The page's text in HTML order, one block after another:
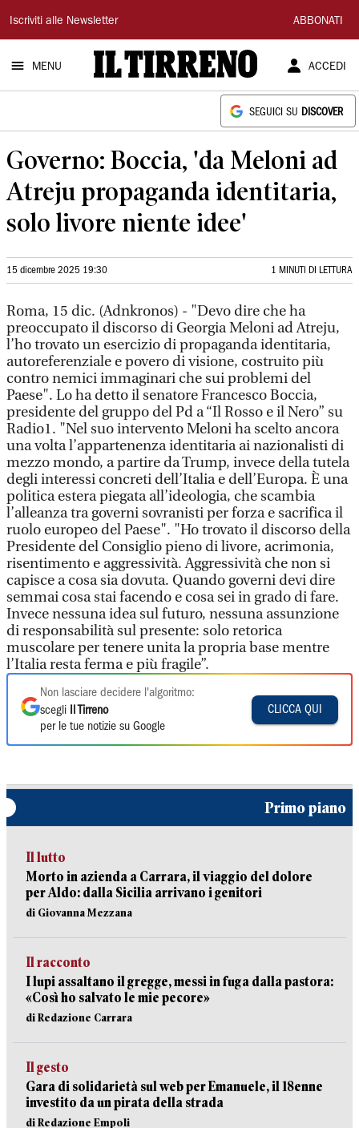
Il
Tirreno
Iscriviti alle Newsletter ABBONATI
MENU ACCEDI
SEGUICI SU DISCOVER
Governo: Boccia, 'da Meloni ad
Atreju propaganda identitaria,
solo livore niente idee'
15 dicembre 2025 19:30 1 MINUTI DI LETTURA
Roma, 15 dic. (Adnkronos) - "Devo dire che ha
preoccupato il discorso di Georgia Meloni ad Atreju,
l’ho trovato un esercizio di propaganda identitaria,
autoreferenziale e povero di visione, costruito più
contro nemici immaginari che sui problemi del
Paese". Lo ha detto il senatore Francesco Boccia,
presidente del gruppo del Pd a “Il Rosso e il Nero” su
Radio1. "Nel suo intervento Meloni ha scelto ancora
una volta l’appartenenza identitaria ai nazionalisti di
mezzo mondo, a partire da Trump, invece della tutela
degli interessi concreti dell’Italia e dell’Europa. È una
politica estera piegata all’ideologia, che scambia
l’alleanza tra governi sovranisti per forza e sacrifica il
ruolo europeo del Paese". "Ho trovato il discorso della
Presidente del Consiglio pieno di livore, acrimonia,
risentimento e aggressività. Aggressività che non si
capisce a cosa sia dovuta. Quando governi devi dire
semmai cosa stai facendo e cosa sei in grado di fare.
Invece nessuna idea sul futuro, nessuna assunzione
di responsabilità sul presente: solo retorica
muscolare per tenere unita la propria base mentre
l’Italia resta ferma e più fragile”.
Non lasciare decidere l'algoritmo:
scegli
Il Tirreno
per le tue notizie su Google
CLICCA QUI
Primo piano
Il lutto
Morto in azienda a Carrara, il viaggio del dolore
per Aldo: dalla Sicilia arrivano i genitori
di Giovanna Mezzana
Il racconto
I lupi assaltano il gregge, messi in fuga dalla pastora:
«Così ho salvato le mie pecore»
di Redazione Carrara
Il gesto
Gara di solidarietà sul web per Emanuele, il 18enne
investito da un pirata della strada
di Redazione Empoli